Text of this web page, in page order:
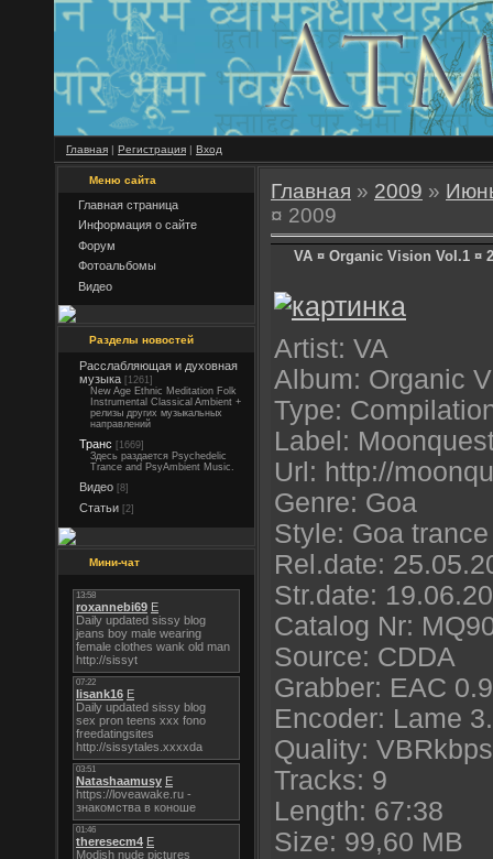
Главная | Регистрация | Вход
Меню сайта
Главная страница
Информация о сайте
Форум
Фотоальбомы
Видео
Разделы новостей
Расслабляющая и духовная
музыка [1261]
New Age Ethnic Meditation Folk
Instrumental Classical Ambient +
релизы других музыкальных
направлений
Транс [1669]
Здесь раздается Psychedelic
Trance and PsyAmbient Music.
Видео [8]
Статьи [2]
Мини-чат
Главная » 2009 »
¤ 2009
VA ¤ Organic Vision Vol.1 ¤
Artist: VA
Album: Organic
Type:
Label:
Url: http://
Genre: Goa
Style: Goa trance
Rel.date:
Str.date:
Catalog Nr:
Source: CDDA
Grabber: EAC
Encoder: Lame
Quality:
Tracks: 9
Length: 67:38
Size: 99,60 MB